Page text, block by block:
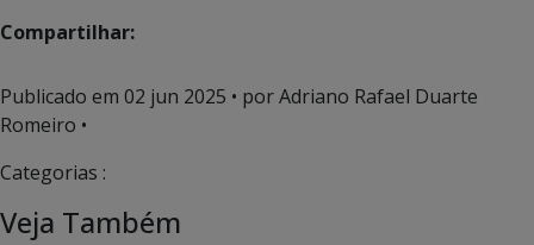
Compartilhar:
Publicado em 02 jun 2025 • por Adriano Rafael Duarte
Romeiro •
Categorias :
Veja Também